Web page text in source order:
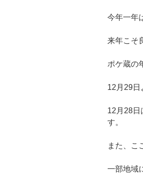
今年一年
来年こそ
ポケ蔵の
12月29日
12月28日
す。
また、こ
一部地域